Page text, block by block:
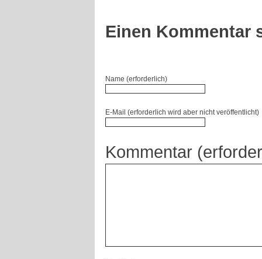
Einen Kommentar
Name (erforderlich)
E-Mail (erforderlich wird aber nicht veröffentlicht)
Kommentar